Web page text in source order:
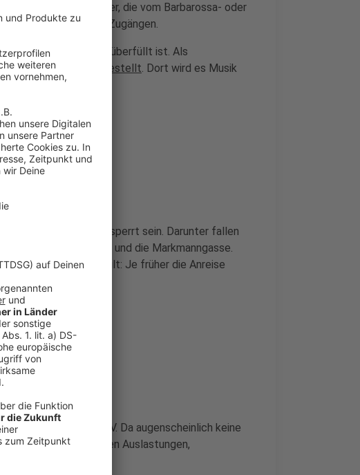
Roonstraße. Besucher, die vom Barbarossa- oder
Weg zu den Zugängen.
Straße nicht überfüllt ist. Als
der Mensa bereitgestellt. Dort wird es Musik
Altstadt werden gesperrt sein. Darunter fallen
die Augustinerstraße und die Markmanngasse.
ihr hier. Generell gilt: Je früher die Anreise
mit dem ÖPNV. Da augenscheinlich keine
sind, ist mit hohen Auslastungen,